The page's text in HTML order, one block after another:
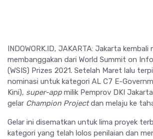
INDOWORK.ID, JAKARTA: Jakarta
membanggakan dari World Summit on
(WSIS) Prizes 2021. Setelah Maret lalu
nominasi untuk kategori AL C7 E-
Kini), super-appmilik Pemprov DKI
gelar Champion Projectdan melaju ke
Gelar ini disematkan untuk lima proyek
kategori yang telah lolos penilaian dan